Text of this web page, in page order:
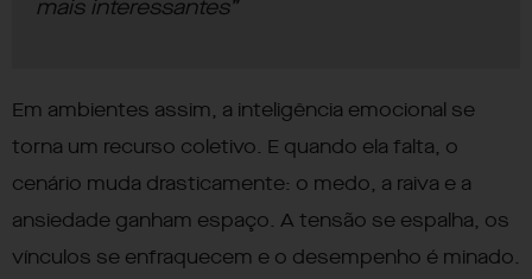
mais interessantes”
Em ambientes assim, a inteligência emocional se
torna um recurso coletivo. E quando ela falta, o
cenário muda drasticamente: o medo, a raiva e a
ansiedade ganham espaço. A tensão se espalha, os
vínculos se enfraquecem e o desempenho é minado.